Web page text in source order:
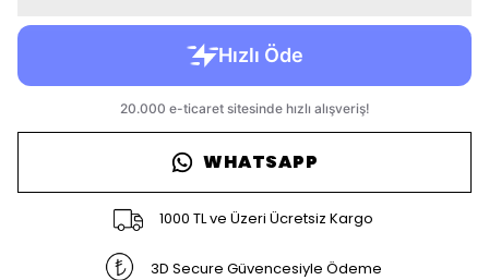
WHATSAPP
1000 TL ve Üzeri Ücretsiz Kargo
3D Secure Güvencesiyle Ödeme